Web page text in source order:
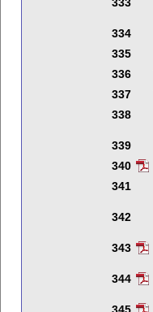
334
335
336
337
338
339
340
341
342
343
344